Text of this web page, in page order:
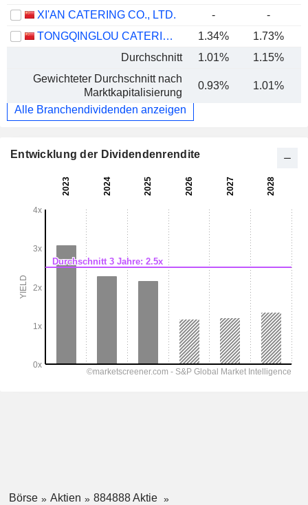
XI'AN CATERING CO., LTD.
-
-
TONGQINGLOU CATERING CO., LTD.
1.34% 1.73%
Durchschnitt
1.01% 1.15%
Gewichteter Durchschnitt nach
Marktkapitalisierung
0.93% 1.01%
Alle Branchendividenden anzeigen
Entwicklung der Dividendenrendite
Börse Aktien
884888 Aktie